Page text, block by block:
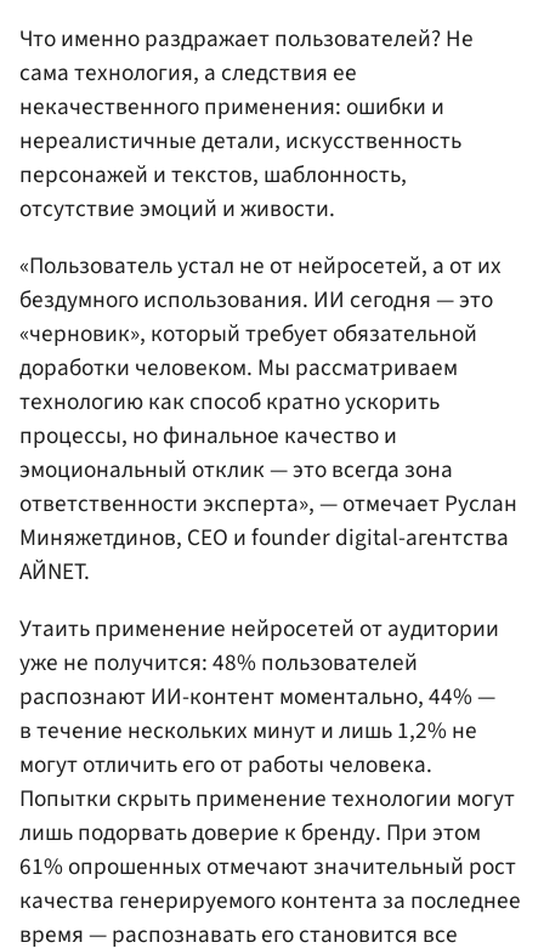
Что именно раздражает пользователей? Не
сама технология, а следствия ее
некачественного применения: ошибки и
нереалистичные детали, искусственность
персонажей и текстов, шаблонность,
отсутствие эмоций и живости.
«Пользователь устал не от нейросетей, а от их
бездумного использования. ИИ сегодня — это
«черновик», который требует обязательной
доработки человеком. Мы рассматриваем
технологию как способ кратно ускорить
процессы, но финальное качество и
эмоциональный отклик — это всегда зона
ответственности эксперта», — отмечает Руслан
Миняжетдинов, СЕО и founder digital-агентства
АЙNET.
Утаить применение нейросетей от аудитории
уже не получится: 48% пользователей
распознают ИИ-контент моментально, 44% —
в течение нескольких минут и лишь 1,2% не
могут отличить его от работы человека.
Попытки скрыть применение технологии могут
лишь подорвать доверие к бренду. При этом
61% опрошенных отмечают значительный рост
качества генерируемого контента за последнее
время — распознавать его становится все